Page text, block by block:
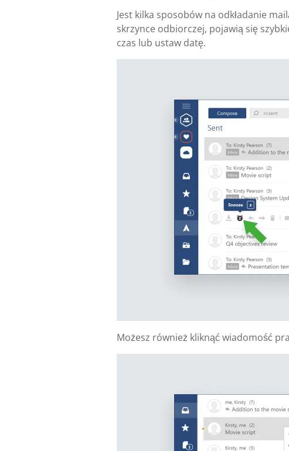
Jest kilka sposobów na odkładanie
skrzynce odbiorczej, pojawią się
czas lub ustaw datę.
Możesz również kliknąć wiadomość